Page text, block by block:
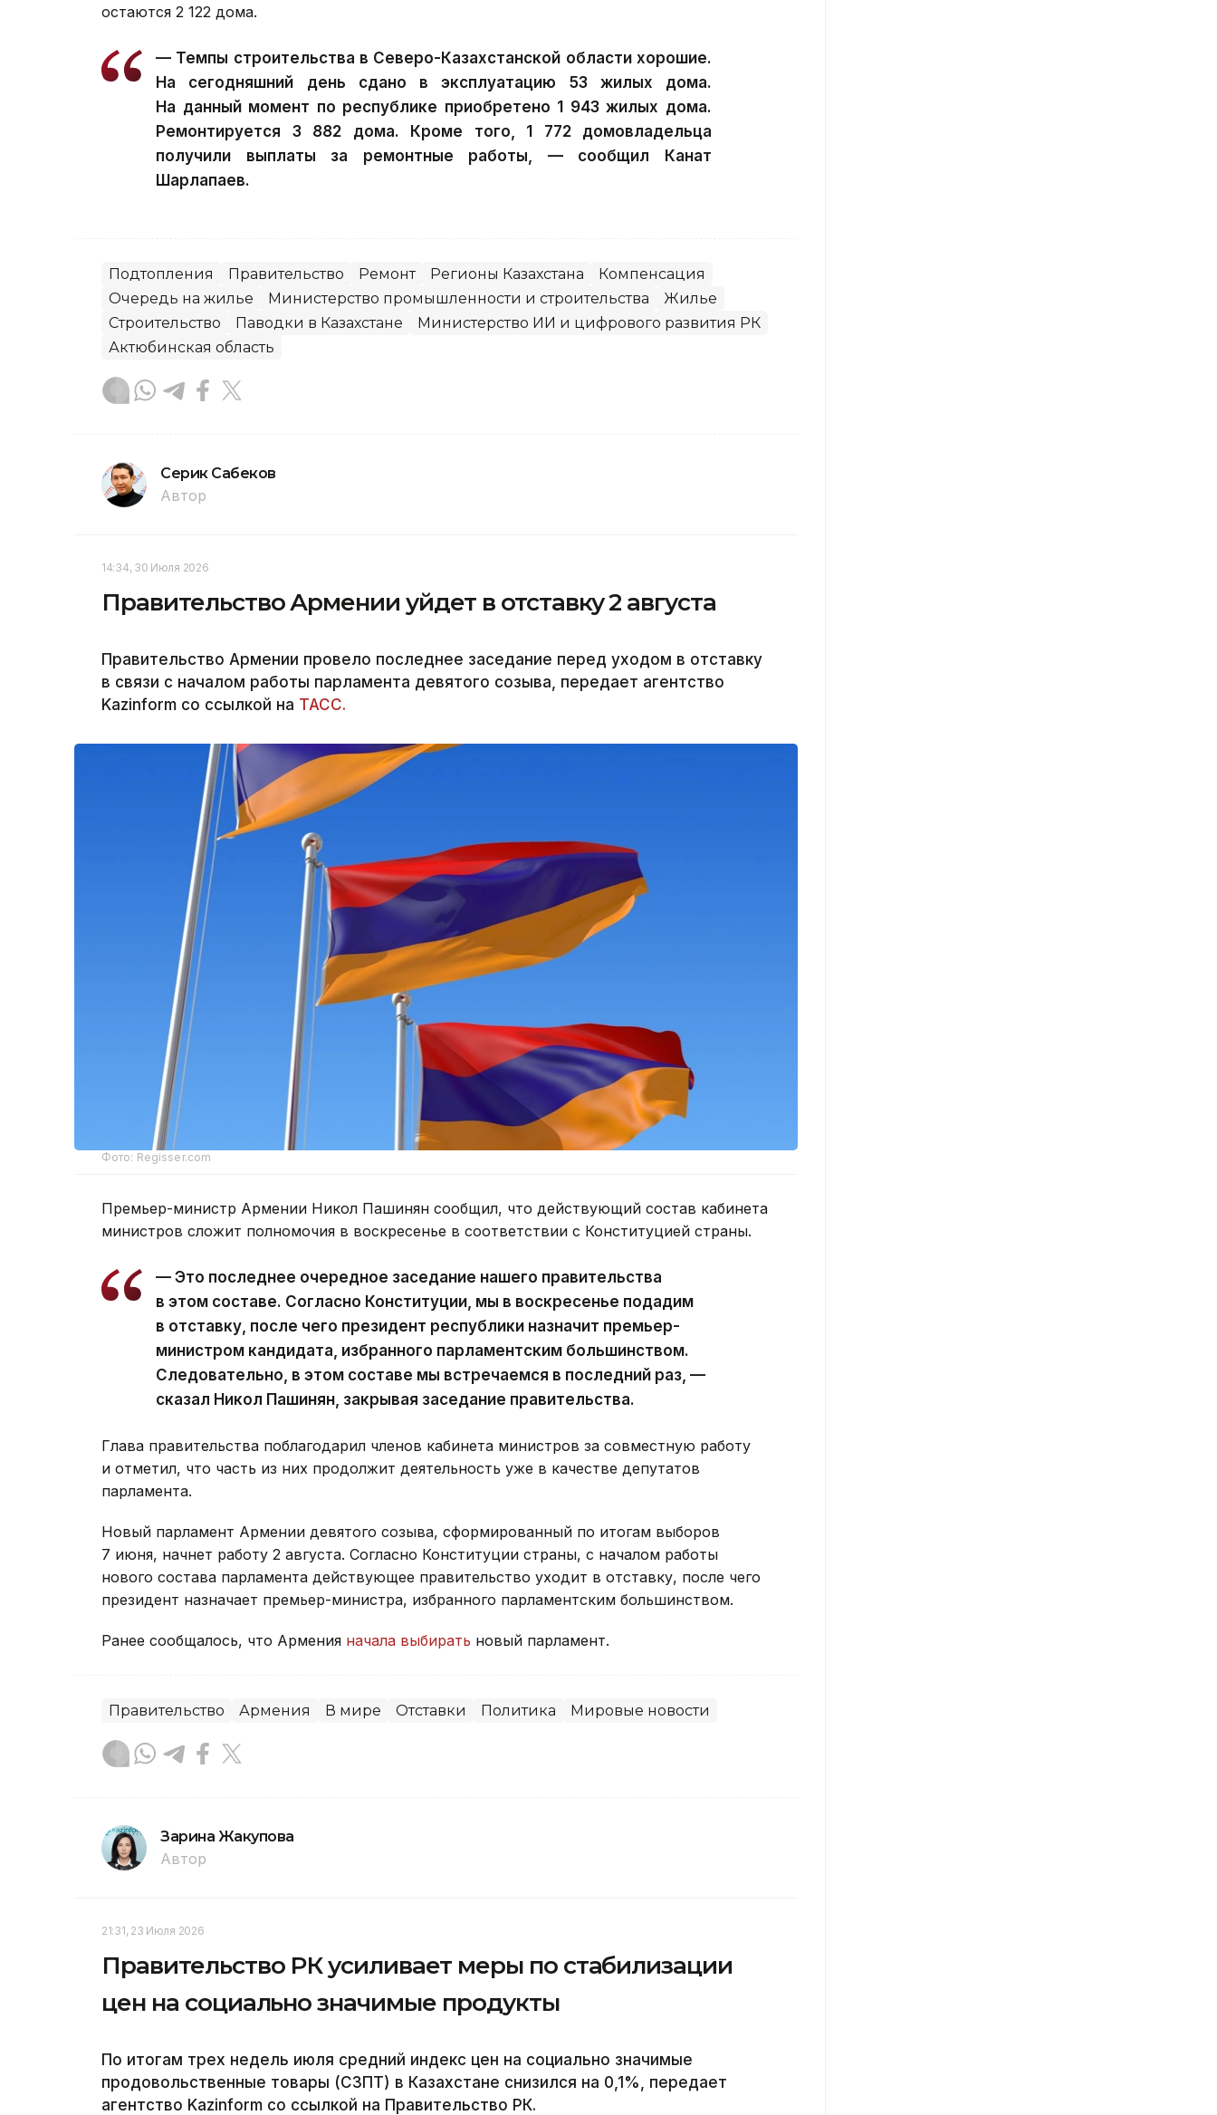
остаются 2 122 дома.
— Темпы строительства в Северо-Казахстанской области хорошие.
На сегодняшний день сдано в эксплуатацию 53 жилых дома.
На данный момент по республике приобретено 1 943 жилых дома.
Ремонтируется 3 882 дома. Кроме того, 1 772 домовладельца
получили выплаты за ремонтные работы, — сообщил Канат
Шарлапаев.
Подтопления Правительство Ремонт Регионы Казахстана
Компенсация
Очередь на жилье
Министерство промышленности и строительства
Жилье
Строительство
Паводки в Казахстане
Министерство ИИ и цифрового развития РК
Актюбинская область
Серик Сабеков
Автор
14:34, 30 Июля 2026
Правительство Армении уйдет в отставку 2 августа
Правительство Армении провело последнее заседание перед уходом в отставку
в связи с началом работы парламента девятого созыва, передает агентство
Kazinform со ссылкой на ТАСС.
Фото: Regisser.com
Премьер-министр Армении Никол Пашинян сообщил, что действующий состав кабинета
министров сложит полномочия в воскресенье в соответствии с Конституцией страны.
— Это последнее очередное заседание нашего правительства
в этом составе. Согласно Конституции, мы в воскресенье подадим
в отставку, после чего президент республики назначит премьер-
министром кандидата, избранного парламентским большинством.
Следовательно, в этом составе мы встречаемся в последний раз, —
сказал Никол Пашинян, закрывая заседание правительства.
Глава правительства поблагодарил членов кабинета министров за совместную работу
и отметил, что часть из них продолжит деятельность уже в качестве депутатов
парламента.
Новый парламент Армении девятого созыва, сформированный по итогам выборов
7 июня, начнет работу 2 августа. Согласно Конституции страны, с началом работы
нового состава парламента действующее правительство уходит в отставку, после чего
президент назначает премьер-министра, избранного парламентским большинством.
Ранее сообщалось, что Армения начала выбирать новый парламент.
Правительство Армения В мире Отставки Политика Мировые новости
Зарина Жакупова
Автор
21:31, 23 Июля 2026
Правительство РК усиливает меры по стабилизации
цен на социально значимые продукты
По итогам трех недель июля средний индекс цен на социально значимые
продовольственные товары (СЗПТ) в Казахстане снизился на 0,1%, передает
агентство Kazinform со ссылкой на Правительство РК.